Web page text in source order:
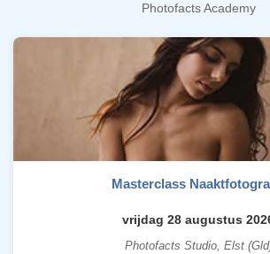
Photofacts Academy
Masterclass
vrijdag 28 augustus
Photofacts Studio, Elst